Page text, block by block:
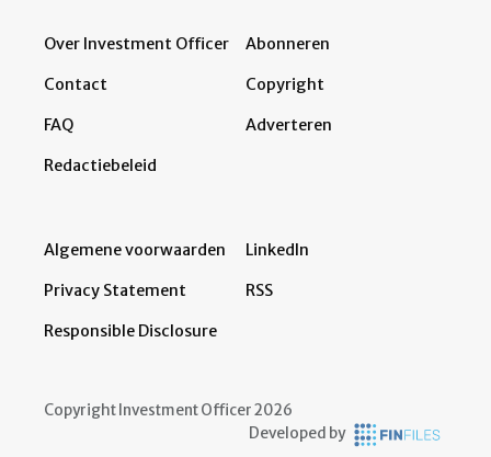
Over Investment Officer
Contact
FAQ
Redactiebeleid
Abonneren
Copyright
Adverteren
Algemene voorwaarden
Privacy Statement
Responsible Disclosure
LinkedIn
RSS
Copyright Investment Officer 2026
Developed by